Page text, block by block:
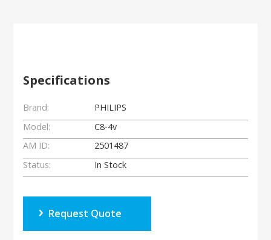
Specifications
Brand:
PHILIPS
Model:
C8-4v
AM ID:
2501487
Status:
In Stock
Request Quote